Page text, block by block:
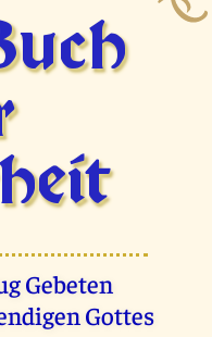
Gebeten
Gottes